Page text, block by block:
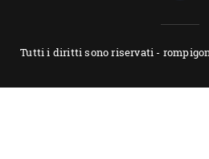
Tutti i diritti sono riservati -